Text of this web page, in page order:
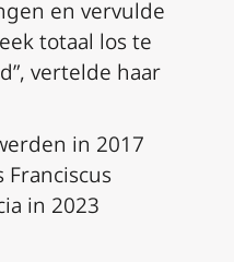
en vervulde
totaal los te
vertelde haar
in 2017
Franciscus
in 2023